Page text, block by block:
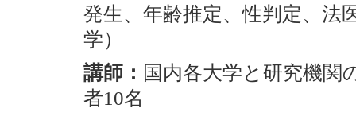
発生、年齢推定、性判定、法
学）
講師： 国内各大学と研究機関
者10名